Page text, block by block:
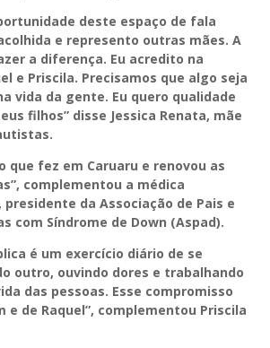
deste espaço de fala
e represento outras mães. A
a diferença. Eu acredito na
e Priscila. Precisamos que algo seja
vida da gente. Eu quero qualidade
filhos” disse Jessica Renata, mãe
que fez em Caruaru e renovou as
complementou a médica
da Associação de Pais e
com Síndrome de Down (Aspad).
é um exercício diário de se
outro, ouvindo dores e trabalhando
das pessoas. Esse compromisso
e de Raquel”, complementou Priscila